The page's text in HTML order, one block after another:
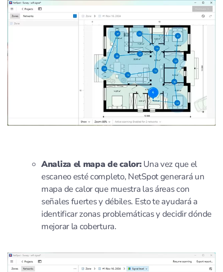
Analiza el mapa de calor: Una vez que el
escaneo esté completo, NetSpot generará un
mapa de calor que muestra las áreas con
señales fuertes y débiles. Esto te ayudará a
identificar zonas problemáticas y decidir dónde
mejorar la cobertura.